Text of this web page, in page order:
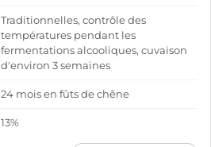
Traditionnelles, contrôle des
températures pendant les
fermentations alcooliques, cuvaison
d'environ 3 semaines
24 mois en fûts de chêne
13%